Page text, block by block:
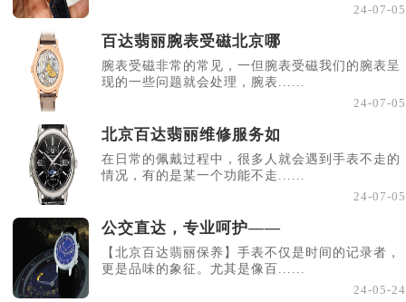
24-07-05
百达翡丽腕表受磁北京哪
腕表受磁非常的常见，一但腕表受磁我们的腕表呈
现的一些问题就会处理，腕表......
24-07-05
北京百达翡丽维修服务如
在日常的佩戴过程中，很多人就会遇到手表不走的
情况，有的是某一个功能不走......
24-07-05
公交直达，专业呵护——
【北京百达翡丽保养】手表不仅是时间的记录者，
更是品味的象征。尤其是像百......
24-05-24